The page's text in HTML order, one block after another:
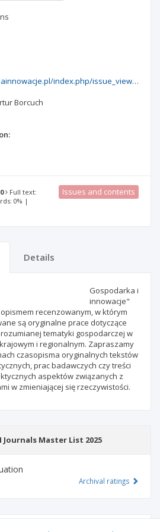
https://www.gospodarkainnowacje.pl/index.php/issue_view_32/issue/archive
Borcuch
Full text:
0% |
Issues and contents
Details
Gospodarka i
innowacje"
recenzowanym, w którym
są oryginalne prace dotyczące
tematyki gospodarczej w
i regionalnym. Zapraszamy
czasopisma oryginalnych tekstów
prac badawczych czy treści
aspektów związanych z
w zmieniającej się rzeczywistości.
Master List 2025
Archival ratings